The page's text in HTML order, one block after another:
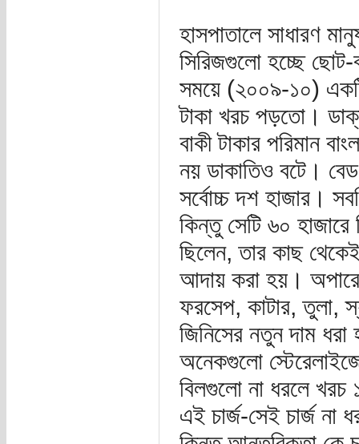
হাসপাতালে সাধারণ
সিরিজগুলো হচ্ছে ছোট-
সময়ে (২০০৯-১০)
টাকা খরচ পড়তো।
বাকী টাকার পরিমান
নয় ডাকাতিও বটে।
সর্বোচ্চ দশ হাজার।
কিন্তু সেটি ৬০
ছিলেন, তার কাছ
আদায় করা হয়।
ফরসেপ, কাটার, তুলা,
জিনিসের নতুন দাম
অনেকগুলো
বিলগুলো না ধরলে
এই চার্জ-সেই চার্জ না